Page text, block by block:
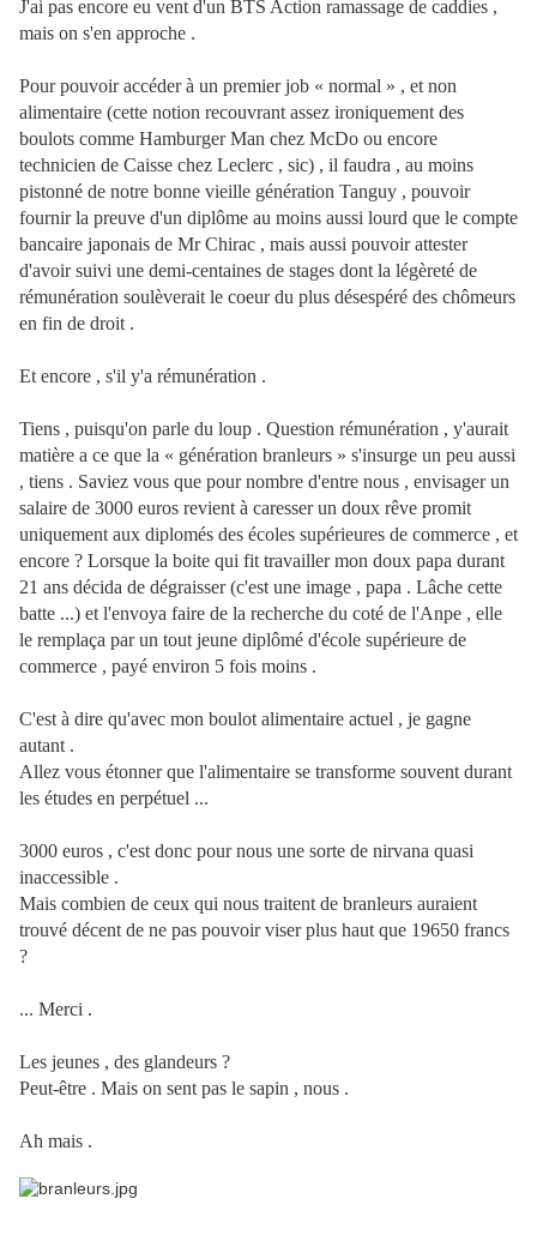
J'ai pas encore eu vent d'un BTS Action ramassage de caddies ,
mais on s'en approche .
Pour pouvoir accéder à un premier job « normal » , et non
alimentaire (cette notion recouvrant assez ironiquement des
boulots comme Hamburger Man chez McDo ou encore
technicien de Caisse chez Leclerc , sic) , il faudra , au moins
pistonné de notre bonne vieille génération Tanguy , pouvoir
fournir la preuve d'un diplôme au moins aussi lourd que le compte
bancaire japonais de Mr Chirac , mais aussi pouvoir attester
d'avoir suivi une demi-centaines de stages dont la légèreté de
rémunération soulèverait le coeur du plus désespéré des chômeurs
en fin de droit .
Et encore , s'il y'a rémunération .
Tiens , puisqu'on parle du loup . Question rémunération , y'aurait
matière a ce que la « génération branleurs » s'insurge un peu aussi
, tiens . Saviez vous que pour nombre d'entre nous , envisager un
salaire de 3000 euros revient à caresser un doux rêve promit
uniquement aux diplomés des écoles supérieures de commerce , et
encore ? Lorsque la boite qui fit travailler mon doux papa durant
21 ans décida de dégraisser (c'est une image , papa . Lâche cette
batte ...) et l'envoya faire de la recherche du coté de l'Anpe , elle
le remplaça par un tout jeune diplômé d'école supérieure de
commerce , payé environ 5 fois moins .
C'est à dire qu'avec mon boulot alimentaire actuel , je gagne
autant .
Allez vous étonner que l'alimentaire se transforme souvent durant
les études en perpétuel ...
3000 euros , c'est donc pour nous une sorte de nirvana quasi
inaccessible .
Mais combien de ceux qui nous traitent de branleurs auraient
trouvé décent de ne pas pouvoir viser plus haut que 19650 francs
?
... Merci .
Les jeunes , des glandeurs ?
Peut-être . Mais on sent pas le sapin , nous .
Ah mais .